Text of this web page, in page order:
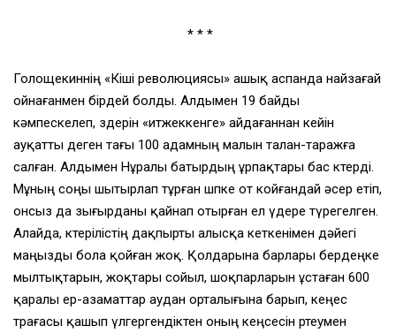
* * *
Голощекиннің «Кіші революциясы» ашық аспанда найзағай
ойнағанмен бірдей болды. Алдымен 19 байды
кәмпескелеп, өздерін «итжеккенге» айдағаннан кейін
ауқатты деген тағы 100 адамның малын талан-таражға
салған. Алдымен Нұралы батырдың ұрпақтары бас көтерді.
Мұның соңы шытырлап тұрған шөпке от койғандай әсер етіп,
онсыз да зығырданы қайнап отырған ел үдере түрегелген.
Алайда, көтерілістің дақпырты алысқа кеткенімен дәйегі
маңызды бола қойған жоқ. Қолдарына барлары бердеңке
мылтықтарын, жоқтары сойыл, шоқпарларын ұстаған 600
қаралы ер-азаматтар аудан орталығына барып, кеңес
төрағасы қашып үлгергендіктен оның кеңсесін өртеумен